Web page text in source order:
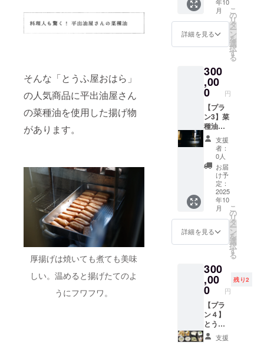
そんな「とうふ屋おはら」
の人気商品に平出油屋さん
の菜種油を使用した揚げ物
があります。
厚揚げは焼いても煮ても美味
しい。温めると揚げたてのよ
うにフワフワ。
トメー
ルを毎
しま
す。
お楽し
み揚げ
物・豆
腐セッ
本入（
原材料:
国産大
豆、天
然にが
り、菜
種油）
・「生
揚げ」6
個入り
（ 原材
料:国産
大豆、
天然に
がり、
菜種
油） ・
「もめ
腐」1丁
料:国産
大豆、
天然に
がり）
・「豆
幻郷」1
丁（ 原
材料:国
ファン
ディン
グ感謝
掲示板
者の
み、匿
名可）
・掲載
期間：
事業が
存続す
る限り
・掲載
方法：
文字の
み、掲
載サイ
ズ 12ポ
イント
（50音
順） ・
支援
欄に掲
載を希
望され
るお名
前とふ
りがな
をご記
入くだ
年秋以
降の予
定。
クール
便なの
で、お
りの日
程を
メール
で相談
させて
いただ
きま
す。 ※
原材料
及び添
加物等
の食品
表示は
お届け
商品の
ラベル
に表記
されま
す。 商
品開封
必ずお
届けの
リター
ンに貼
付され
たラベ
ルや注
意書き
認くだ
さい。
※このプ
ランは
10万円
コー
万円
コー
ス、50
万円
コー
ス、100
万円
コース
とで同
じリ
ターン
内容に
なりま
す。 ■
記念ラ
ベルの
菜種油
２合瓶
（330g)
10本 ■
気持ち
を込め
て、お
礼の
メッ
セージ
をお送
りしま
待券は
下記
A~Cの
いずれ
か1回で
お使い
けま
す。招
待券は
菜種油
ととも
に発送
しま
す。発
送は、
搾油施
設稼働
後の
2025年
秋の予
定。 ※
原材料
及び添
加物等
の食品
表示は
商品の
ラベル
に表記
されま
す。 商
品開封
前には
必ずお
ン４】
とうふ
屋おは
らのお
楽しみ
揚げ
腐セッ
ト 10
万円
コース
搾油施
設稼働
後の菜
種油を
使用し
た「厚
揚
げ」、
「生揚
げ」、
2024年
度東北
豆腐品
評会 金
賞（木
綿豆腐
の「も
めん豆
腐」、
同じく
金賞
（充填
豆腐部
門）の
月
詳細を見る
こ
の
リ
タ
ー
ン
を
選
択
す
る
300
,00
0 円
【プラ
ン3】菜
種油２
合瓶
（330g)
30万
円コー
ス 出来
上がっ
た菜種
油を２
合瓶に
詰め、
発送し
ます。
クラウ
ンディ
ング記
念ラベ
ル。発
送は、
搾油施
設稼働
後の
支援
者：
0人
お届
け予
定：
2025
年10
月
詳細を見る
こ
の
リ
タ
ー
ン
を
選
択
す
る
300
,00
0 円
残り2
【プラ
ン４】
とうふ
屋おは
支援